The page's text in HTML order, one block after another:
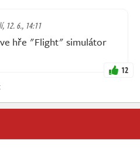
12. 6., 14:11
hře "Flight" simulátor
12